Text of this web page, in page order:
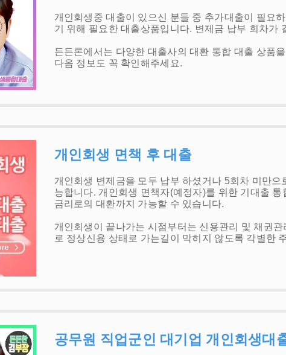
개인회생중 대출이 있으신 분들 중 추가대출이 필요
기 위해 필요한 대출상품입니다. 변제금 납부 회차가
든든론에서는 다양한 대출사의 대환 통합 대출 상품
다음 정보도 꼭 확인해주세요.
개인회생 면책 후 대출
개인회생 변제금을 모두 납부 하셨거나 5회차 미만
능합니다. 개인회생 면책자(예정자)를 위한 기대출
금리로의 대환까지 가능할 수 있습니다.
개인회생이 끝나가는 시점부터는 신용관리 및 채권
로 정상신용 상태로 가는길이 막히지 않도록 각별한
공무원 직업군인 대기업 개인회생대